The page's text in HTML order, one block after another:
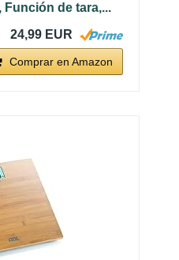
Función de tara,...
24,99 EUR
Comprar en Amazon